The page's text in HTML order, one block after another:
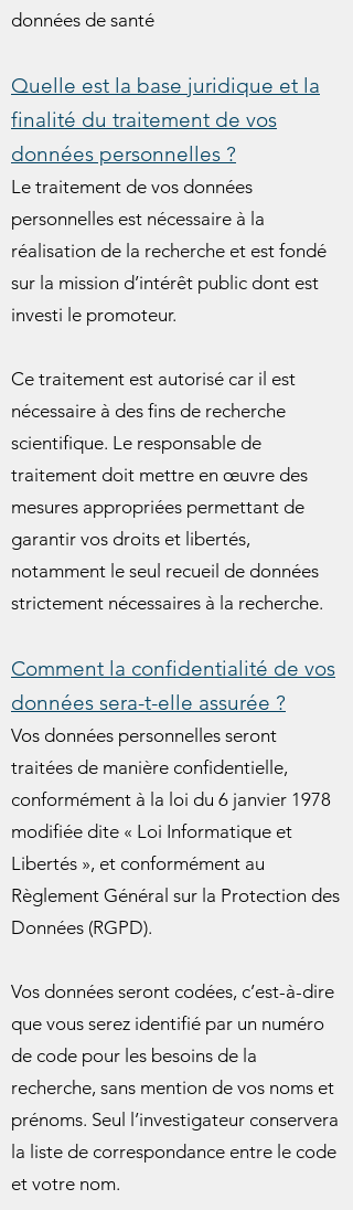
données de santé
Quelle est la base juridique et la
finalité du traitement de vos
données personnelles ?
Le traitement de vos données
personnelles est nécessaire à la
réalisation de la recherche et est fondé
sur la mission d’intérêt public dont est
investi le promoteur.
Ce traitement est autorisé car il est
nécessaire à des fins de recherche
scientifique. Le responsable de
traitement doit mettre en œuvre des
mesures appropriées permettant de
garantir vos droits et libertés,
notamment le seul recueil de données
strictement nécessaires à la recherche.
Comment la confidentialité de vos
données sera-t-elle assurée ?
Vos données personnelles seront
traitées de manière confidentielle,
conformément à la loi du 6 janvier 1978
modifiée dite « Loi Informatique et
Libertés », et conformément au
Règlement Général sur la Protection des
Données (RGPD).
Vos données seront codées, c’est-à-dire
que vous serez identifié par un numéro
de code pour les besoins de la
recherche, sans mention de vos noms et
prénoms. Seul l’investigateur conservera
la liste de correspondance entre le code
et votre nom.